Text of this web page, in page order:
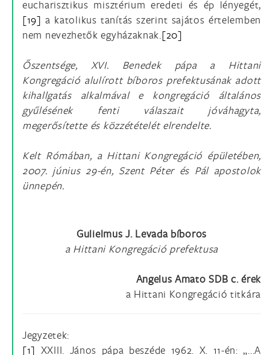
eucharisztikus misztérium eredeti és ép lényegét,
[19] a katolikus tanítás szerint sajátos értelemben
nem nevezhetők egyházaknak.[20]
Őszentsége, XVI. Benedek pápa a Hittani
Kongregáció alulírott bíboros prefektusának adott
kihallgatás alkalmával e kongregáció általános
gyűlésének fenti válaszait jóváhagyta,
megerősítette és közzétételét elrendelte.
Kelt Rómában, a Hittani Kongregáció épületében,
2007. június 29-én, Szent Péter és Pál apostolok
ünnepén.
Gulielmus J. Levada bíboros
a Hittani Kongregáció prefektusa
Angelus Amato SDB c. érek
a Hittani Kongregáció titkára
Jegyzetek:
[1] XXIII. János pápa beszéde 1962. X. 11-én: „...A